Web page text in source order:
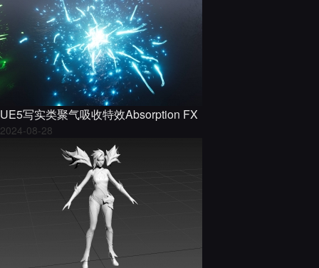
UE5写实类聚气吸收特效Absorption FX
2024-08-28